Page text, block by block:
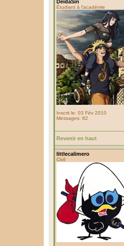
DeidaSin
Étudiant à l'académie
Inscrit le: 03 Fév 2010
Messages: 82
Revenir en haut
littlecalimero
Civil